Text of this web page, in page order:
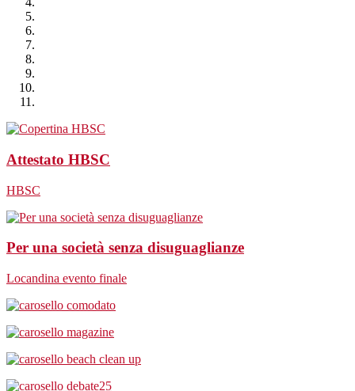
Attestato HBSC
HBSC
Per una società senza disuguaglianze
Locandina evento finale